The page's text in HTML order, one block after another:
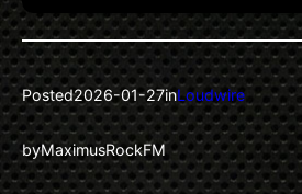
Posted2026-01-27inLoudwire
byMaximusRockFM